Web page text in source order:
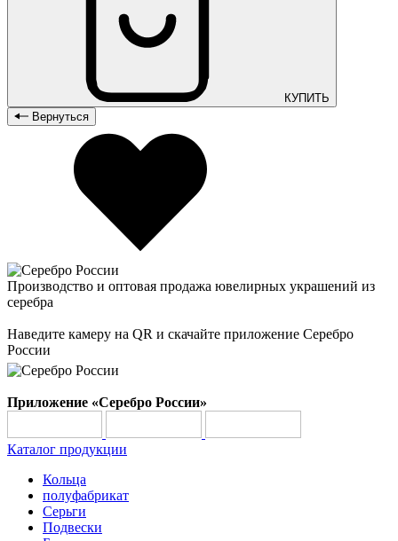
КУПИТЬ
Вернуться
Производство и оптовая продажа ювелирных украшений из
серебра
Наведите камеру на QR и скачайте приложение Серебро
России
Приложение «Серебро России»
Каталог продукции
Кольца
полуфабрикат
Серьги
Подвески